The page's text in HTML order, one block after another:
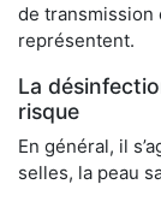
de transmission
représentent.
La
risque
En général, il
selles, la peau